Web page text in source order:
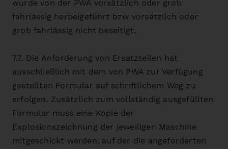
wurde von der PWA vorsätzlich oder grob
fahrlässig herbeigeführt bzw vorsätzlich oder
grob fahrlässig nicht beseitigt.
7.7. Die Anforderung von Ersatzteilen hat
ausschließlich mit dem von PWA zur Verfügung
gestellten Formular auf schriftlichem Weg zu
erfolgen. Zusätzlich zum vollständig ausgefüllten
Formular muss eine Kopie der
Explosionszeichnung der jeweiligen Maschine
mitgeschickt werden, auf der die angeforderten